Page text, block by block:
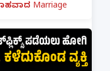
Marriage